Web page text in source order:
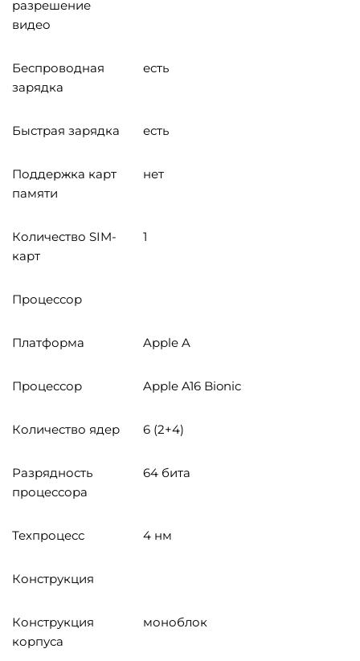
разрешение
видео
Беспроводная
зарядка
есть
Быстрая зарядка есть
Поддержка карт
памяти
нет
Количество SIM-
карт
1
Процессор
Платформа Apple A
Процессор Apple A16 Bionic
Количество ядер 6 (2+4)
Разрядность
процессора
64 бита
Техпроцесс 4 нм
Конструкция
Конструкция
корпуса
моноблок